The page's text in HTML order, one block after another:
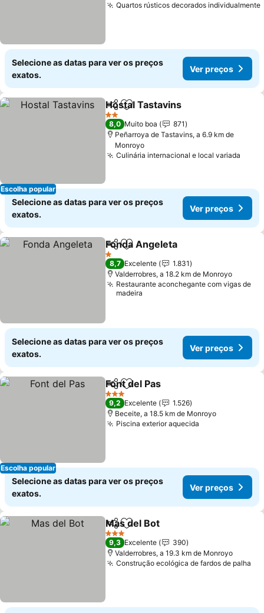
Quartos rústicos decorados individualmente
Selecione as datas para ver os preços
exatos.
Ver preços
Escolha popular
PartilharAdicionar aos favoritos
Hostal Tastavins
2 Estrelas
8,0 Muito boa
871
Peñarroya de Tastavins, a 6.9 km de
Monroyo
Culinária internacional e local variada
Selecione as datas para ver os preços
exatos.
Ver preços
PartilharAdicionar aos favoritos
Fonda Angeleta
1 Estrelas
8,7 Excelente
1.831
Valderrobres, a 18.2 km de Monroyo
Restaurante aconchegante com vigas de
madeira
Selecione as datas para ver os preços
exatos.
Ver preços
Escolha popular
PartilharAdicionar aos favoritos
Font del Pas
3 Estrelas
9,2 Excelente
1.526
Beceite, a 18.5 km de Monroyo
Piscina exterior aquecida
Selecione as datas para ver os preços
exatos.
Ver preços
PartilharAdicionar aos favoritos
Mas del Bot
3 Estrelas
9,3 Excelente
390
Valderrobres, a 19.3 km de Monroyo
Construção ecológica de fardos de palha